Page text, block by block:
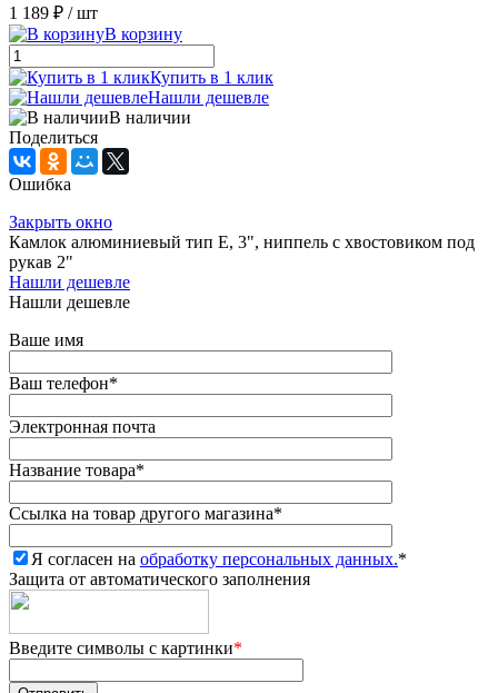
1 189 ₽ / шт
В корзину
Купить в 1 клик
Нашли дешевле
В наличии
Поделиться
Ошибка
Закрыть окно
Камлок алюминиевый тип E, 3", ниппель с хвостовиком под
рукав 2"
Нашли дешевле
Нашли дешевле
Ваше имя
Ваш телефон*
Электронная почта
Название товара*
Ссылка на товар другого магазина*
Я согласен на обработку персональных данных.*
Защита от автоматического заполнения
Введите символы с картинки*